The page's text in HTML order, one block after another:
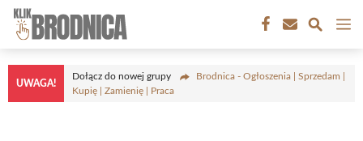
Przejdź
treści
UWAGA!
Dołącz do nowej grupy
Brodnica - Ogłoszenia | Sprzedam |
Kupię | Zamienię | Praca